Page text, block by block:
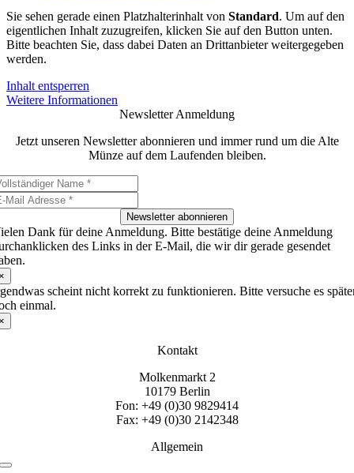
Sie sehen gerade einen Platzhalterinhalt von Standard. Um auf den
eigentlichen Inhalt zuzugreifen, klicken Sie auf den Button unten.
Bitte beachten Sie, dass dabei Daten an Drittanbieter weitergegeben
werden.
Inhalt entsperren
Weitere Informationen
Newsletter Anmeldung
Jetzt unseren Newsletter abonnieren und immer rund um die Alte
Münze auf dem Laufenden bleiben.
Newsletter abonnieren
Dank für deine Anmeldung. Bitte bestätige deine Anmeldung
des Links in der E-Mail, die wir dir gerade gesendet
scheint nicht korrekt zu funktionieren. Bitte versuche es
einmal.
Kontakt
Molkenmarkt 2
10179 Berlin
Fon: +49 (0)30 9829414
Fax: +49 (0)30 2142348
Allgemein
Toggle